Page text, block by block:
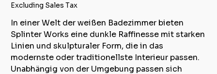
Excluding Sales Tax
In einer Welt der weißen Badezimmer bieten
Splinter Works eine dunkle Raffinesse mit starken
Linien und skulpturaler Form, die in das
modernste oder traditionellste Interieur passen.
Unabhängig von der Umgebung passen sich